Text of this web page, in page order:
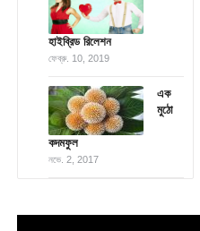
হাইব্রিড রিলেশন
ফেব্রু. 10, 2019
এক
মুঠো
কদমফুল
নভে. 2, 2017